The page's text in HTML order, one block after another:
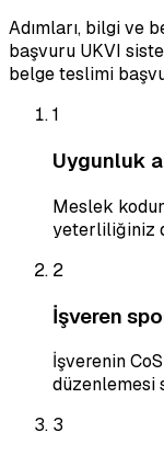
Adımları, bilgi ve
başvuru UKVI
belge teslimi
1
Uygunluk
Meslek
yeterliliğiniz
2
İşveren
İşverenin
düzenlemesi
3